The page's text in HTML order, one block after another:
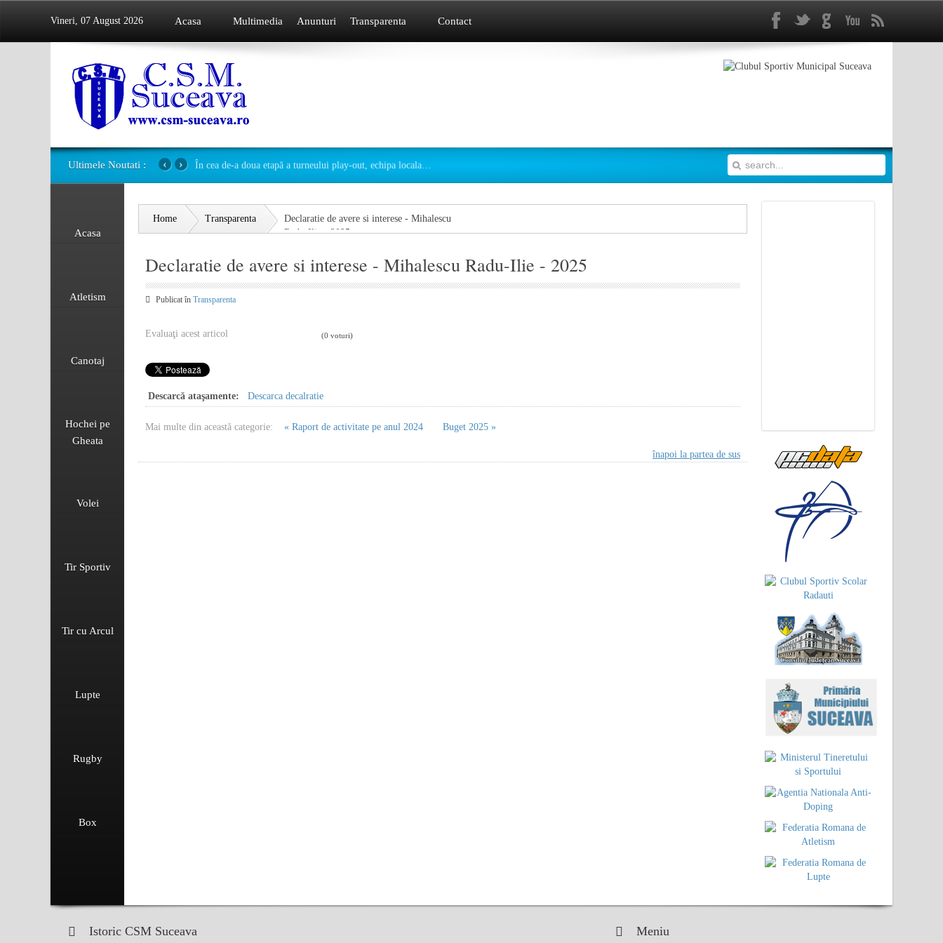
Vineri, 07 August 2026 Acasa Multimedia Anunturi Transparenta Contact FacebookTwittergplus Youtube
Ultimele Noutati : În cea de-a doua etapă a turneului play-out, echipa locala…
›
‹
Acasa
Atletism
Canotaj
Hochei pe
Gheata
Volei
Tir Sportiv
Tir cu Arcul
Lupte
Rugby
Box
Home Transparenta
Declaratie de avere si interese - Mihalescu
Radu-Ilie - 2025
Declaratie de avere si interese - Mihalescu Radu-Ilie - 2025
Publicat în Transparenta
Evaluaţi acest articol (0 voturi)
Descarcă ataşamente: Descarca decalratie
Mai multe din această categorie: « Raport de activitate pe anul 2024 Buget 2025 »
înapoi la partea de sus
Istoric CSM Suceava Meniu